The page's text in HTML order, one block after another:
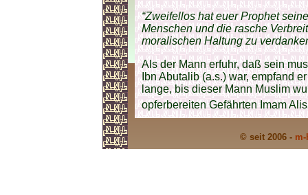
“Zweifellos hat euer Prophet
Menschen und die rasche
moralischen Haltung zu
Als der Mann erfuhr, daß sein
Ibn Abutalib (a.s.) war, empfand
lange, bis dieser Mann Muslim
opferbereiten Gefährten Imam
© seit 2006 -